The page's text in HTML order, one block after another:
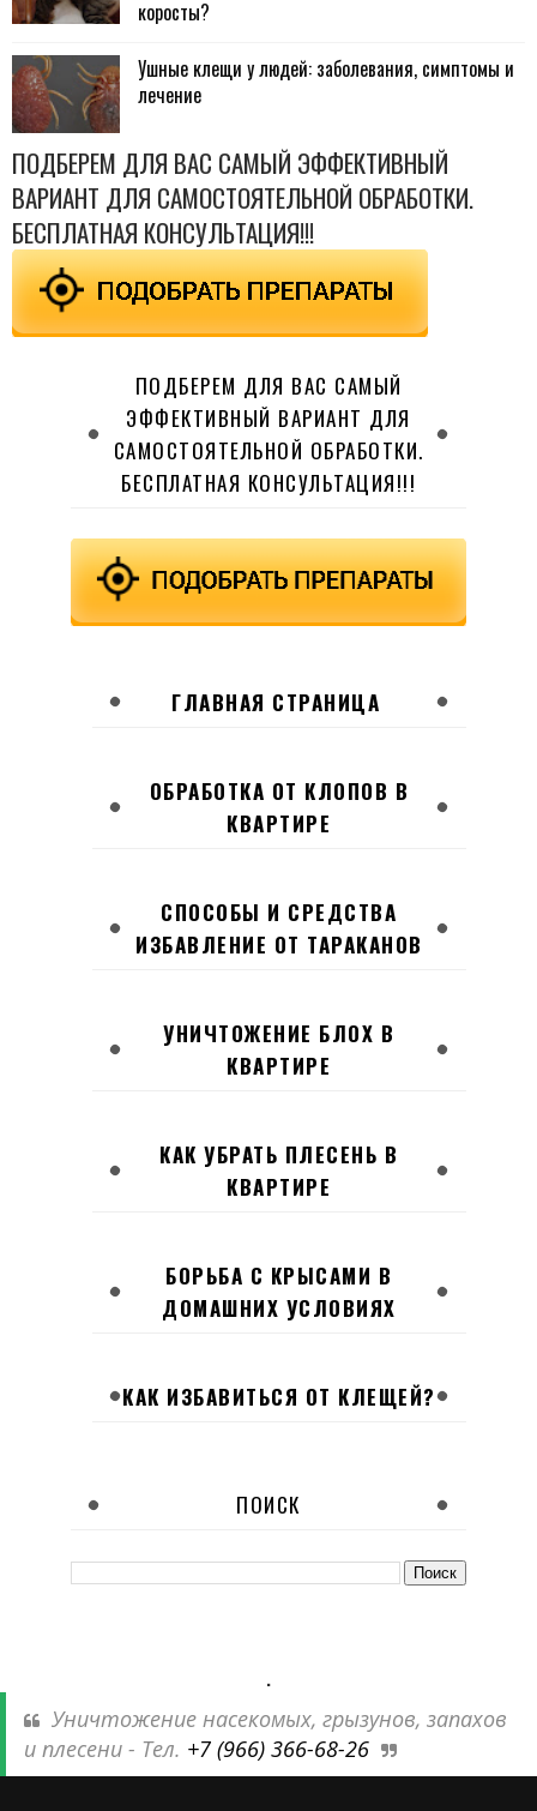
коросты?
Ушные клещи у людей: заболевания, симптомы и
лечение
ПОДБЕРЕМ ДЛЯ ВАС САМЫЙ ЭФФЕКТИВНЫЙ
ВАРИАНТ ДЛЯ САМОСТОЯТЕЛЬНОЙ ОБРАБОТКИ.
БЕСПЛАТНАЯ КОНСУЛЬТАЦИЯ!!!
ПОДБЕРЕМ ДЛЯ ВАС САМЫЙ
ЭФФЕКТИВНЫЙ ВАРИАНТ ДЛЯ
САМОСТОЯТЕЛЬНОЙ ОБРАБОТКИ.
БЕСПЛАТНАЯ КОНСУЛЬТАЦИЯ!!!
ГЛАВНАЯ СТРАНИЦА
ОБРАБОТКА ОТ КЛОПОВ В
КВАРТИРЕ
СПОСОБЫ И СРЕДСТВА
ИЗБАВЛЕНИЕ ОТ ТАРАКАНОВ
УНИЧТОЖЕНИЕ БЛОХ В
КВАРТИРЕ
КАК УБРАТЬ ПЛЕСЕНЬ В
КВАРТИРЕ
БОРЬБА С КРЫСАМИ В
ДОМАШНИХ УСЛОВИЯХ
КАК ИЗБАВИТЬСЯ ОТ КЛЕЩЕЙ?
ПОИСК
.
Уничтожение насекомых, грызунов, запахов
и плесени - Тел. +7 (966) 366-68-26